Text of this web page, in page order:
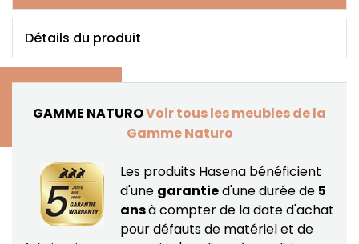
GAMME NATUROVoir tous les meubles de la
Gamme Naturo
Les produits Hasena bénéficient
d'une garantied'une durée de 5
ansà compter de la date d'achat
pour défauts de matériel et de
Détails du produit